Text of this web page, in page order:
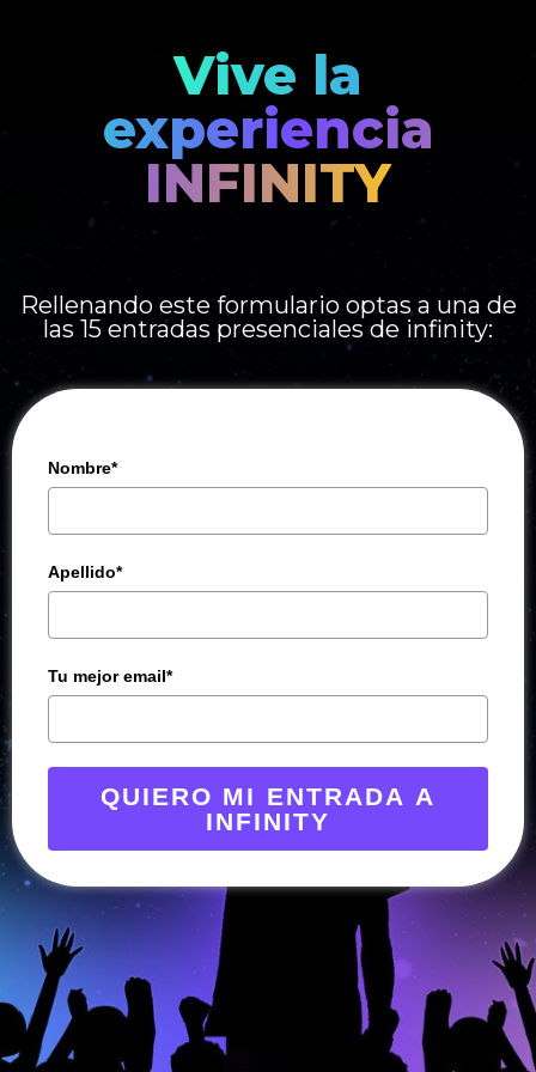
Vive la
experiencia
INFINITY
Rellenando este formulario optas a una de
las 15 entradas presenciales de infinity:
Nombre*
Apellido*
Tu mejor email*
QUIERO MI ENTRADA A
INFINITY